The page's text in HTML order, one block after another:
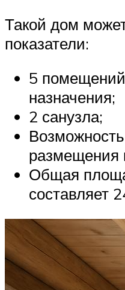
Такой дом
показатели:
5
назначения;
2 санузла;
размещения
Общая
составляет